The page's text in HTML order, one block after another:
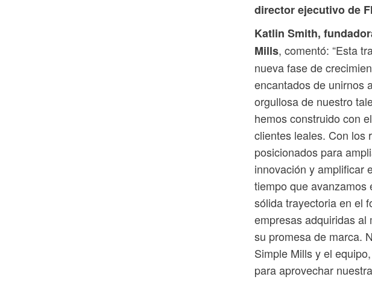
director ejecutivo de
Katlin Smith,
Mills, comentó: “Esta
nueva fase de
encantados de unirnos
orgullosa de nuestro
hemos construido con
clientes leales. Con los
posicionados para
innovación y amplificar
tiempo que avanzamos
sólida trayectoria en el
empresas adquiridas al
su promesa de marca.
Simple Mills y el
para aprovechar